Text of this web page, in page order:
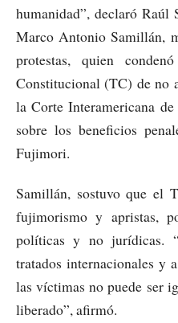
humanidad”, declaró Raúl
Marco Antonio Samillán,
protestas, quien
Constitucional (TC) de no
la Corte Interamericana
sobre los beneficios
Fujimori.
Samillán, sostuvo que el
fujimorismo y apristas,
políticas y no jurídicas.
tratados internacionales
las víctimas no puede ser
liberado”, afirmó.